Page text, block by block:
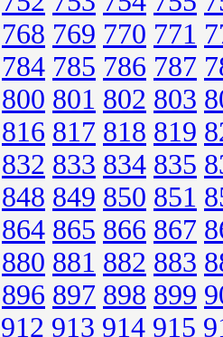
768 769 770 771
784 785 786 787
800 801 802 803
816 817 818 819
832 833 834 835
848 849 850 851
864 865 866 867
880 881 882 883
896 897 898 899
912 913 914 915